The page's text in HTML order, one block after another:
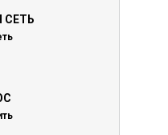
СЕТЬ